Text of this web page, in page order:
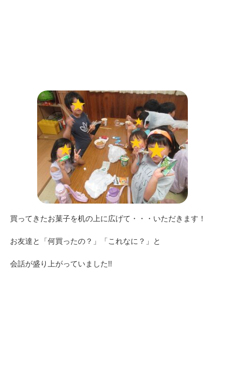
買ってきたお菓子を机の上に広げて・・・いただきます！
お友達と「何買ったの？」「これなに？」と
会話が盛り上がっていました!!